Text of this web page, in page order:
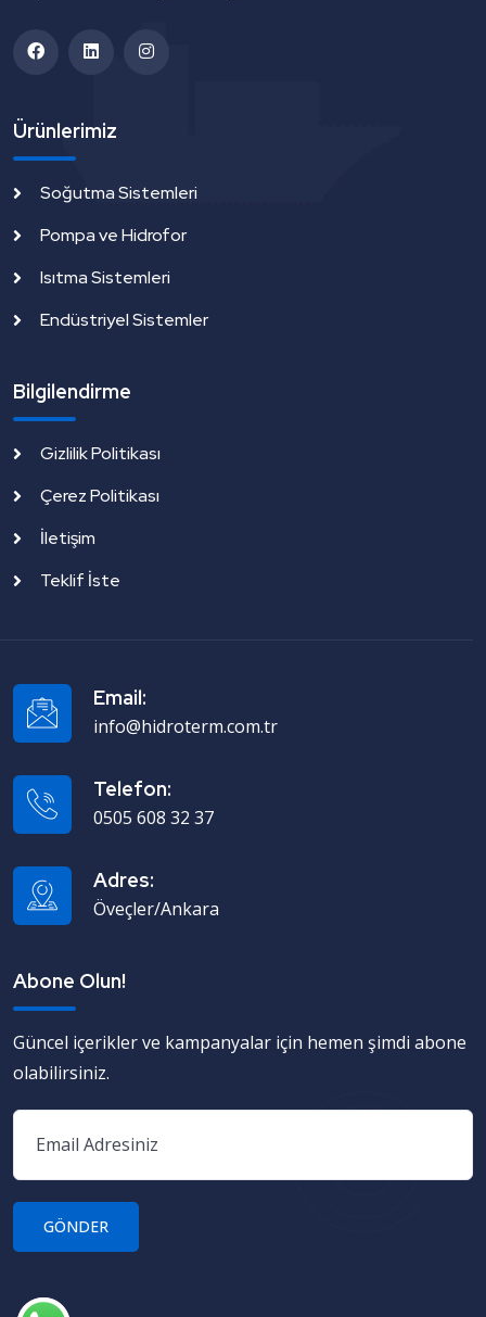
Ürünlerimiz
Soğutma Sistemleri
Pompa ve Hidrofor
Isıtma Sistemleri
Endüstriyel Sistemler
Bilgilendirme
Gizlilik Politikası
Çerez Politikası
İletişim
Teklif İste
Email:
info@hidroterm.com.tr
Telefon:
0505 608 32 37
Adres:
Öveçler/Ankara
Abone Olun!
Güncel içerikler ve kampanyalar için hemen şimdi abone
olabilirsiniz.